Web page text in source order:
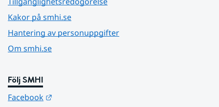
Kakor på smhi.se
Hantering av personuppgifter
Om smhi.se
Följ SMHI
Facebook